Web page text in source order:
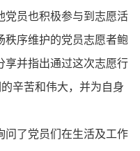
党员也积极参与到志愿活
秩序维护的党员志愿者鲍
享并指出通过这次志愿行
辛苦和伟大，并为自身
了党员们在生活及工作